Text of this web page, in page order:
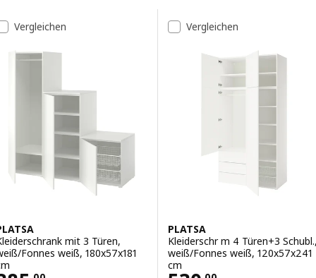
Liste der Ergebnisse
Vergleichen
mit 3 Türen,
Fonnes weiß, 180x57x181
Vergleichen
PLATSA
Kleiderschr m 4 Türen+3
weiß/Fonnes weiß, 120x57x241
cm